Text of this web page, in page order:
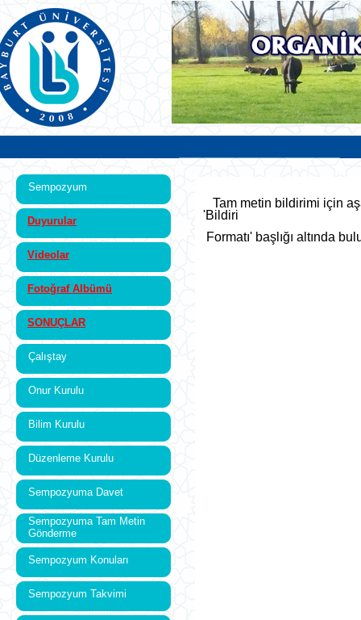
Sempozyum
Duyurular
Videolar
Fotoğraf Albümü
SONUÇLAR
Çalıştay
Onur Kurulu
Bilim Kurulu
Düzenleme Kurulu
Sempozyuma Davet
Sempozyuma Tam Metin
Gönderme
Sempozyum Konuları
Sempozyum Takvimi
Tam metin bildirimi için
'Bildiri
Formatı' başlığı altında